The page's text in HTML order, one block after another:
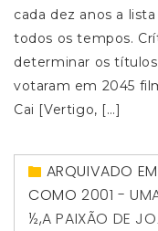
cada dez anos a
todos os tempos.
determinar os
votaram em 2045
Cai [Vertigo, […]
ARQUIVADO
COMO 2001 -
½,A PAIXÃO DE